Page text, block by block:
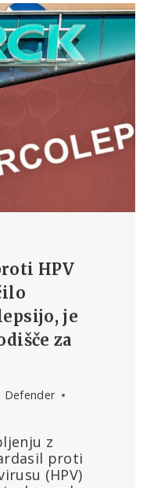
HPV
je
za
Defender
z
proti
(HPV)